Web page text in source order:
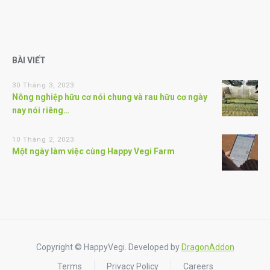
BÀI VIẾT
30 Tháng 3, 2023
Nông nghiệp hữu cơ nói chung và rau hữu cơ ngày
nay nói riêng…
10 Tháng 2, 2023
Một ngày làm việc cùng Happy Vegi Farm
Copyright © HappyVegi. Developed by DragonAddon
Terms
Privacy Policy Careers